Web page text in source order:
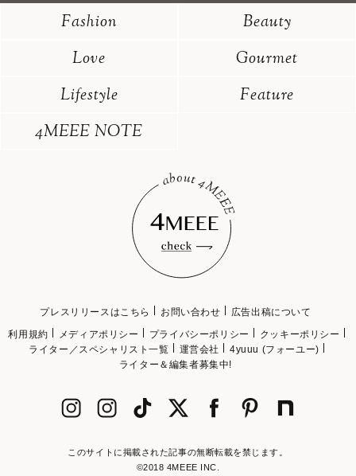
Fashion
Beauty
Love
Gourmet
Lifestyle
Feature
4MEEE NOTE
プレスリリースはこちら お問い合わせ
広告出稿について
利用規約
メディアポリシー プライバシーポリシー
クッキーポリシー
ライター／スペシャリスト一覧
運営会社
4yuuu (フォーユー)
ライター＆編集者募集中!
このサイトに掲載された記事の無断転載を禁じます。
©2018 4MEEE INC.